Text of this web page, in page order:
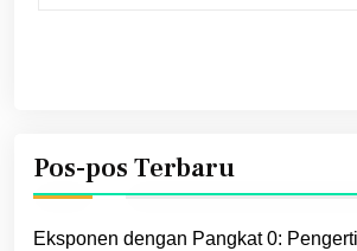
Pos-pos Terbaru
Eksponen dengan Pangkat 0: